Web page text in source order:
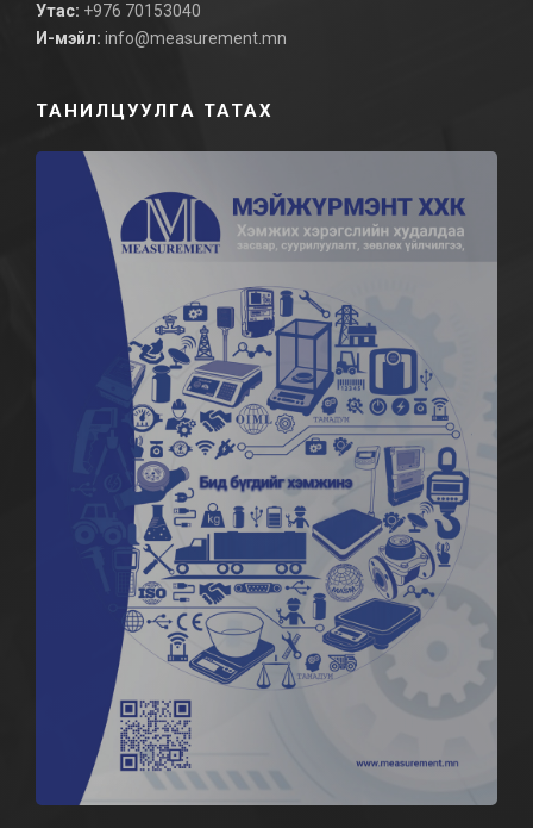
Утас: +976 70153040
И-мэйл: info@measurement.mn
ТАНИЛЦУУЛГА ТАТАХ